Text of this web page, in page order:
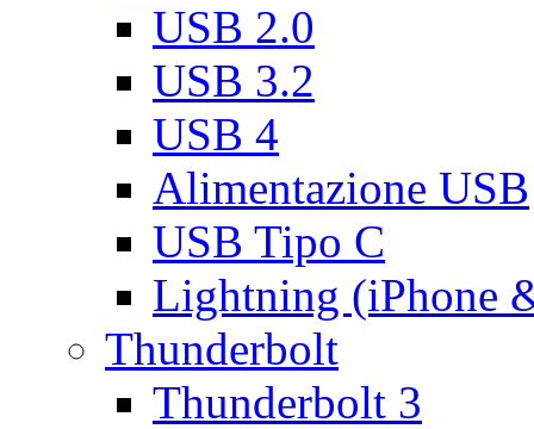
USB 2.0
USB 3.2
USB 4
Alimentazione USB
USB Tipo C
Lightning (iPhone
Thunderbolt
Thunderbolt 3